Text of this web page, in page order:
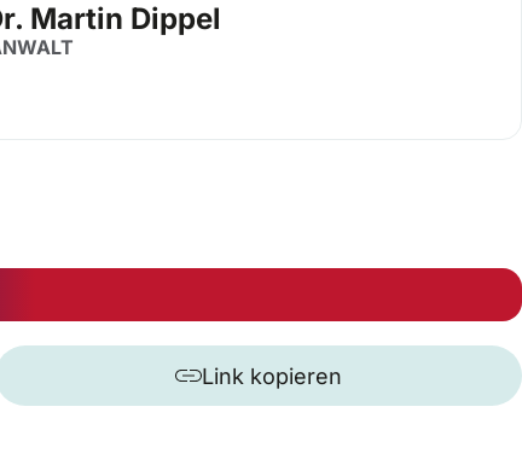
Martin Dippel
Link kopieren